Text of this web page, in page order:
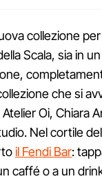
collezione per
Scala, sia in
che si
Oi, Chiara
Nel cortile
il Fendi Bar:
caffé o a un